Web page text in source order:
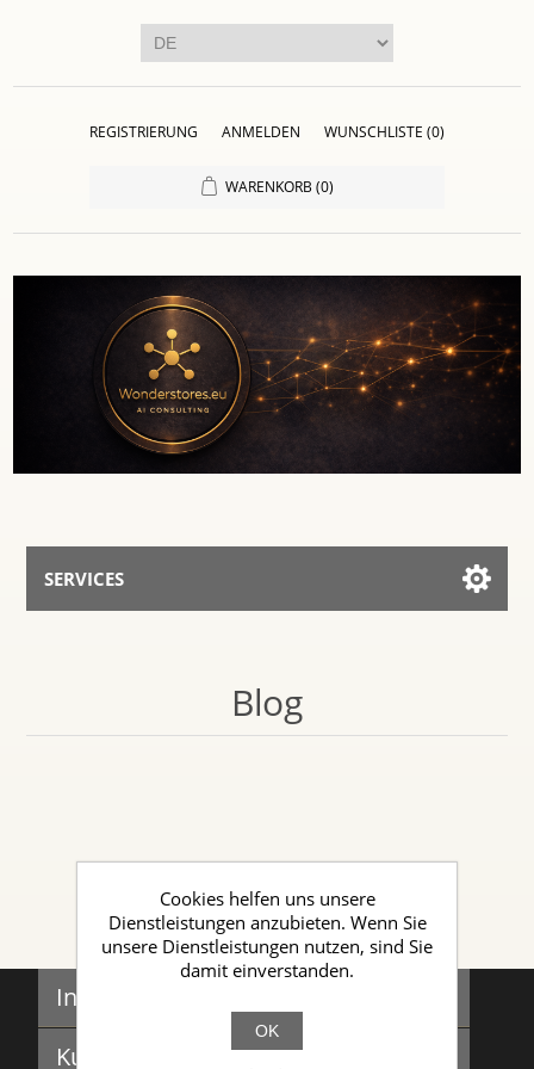
REGISTRIERUNG ANMELDEN WUNSCHLISTE (0)
WARENKORB (0)
SERVICES
Mit dem Assistenten sprechen
Blog
Informationen
Governance
Kundendienst
Cookies helfen uns unsere
Dienstleistungen anzubieten. Wenn Sie
unsere Dienstleistungen nutzen, sind Sie
damit einverstanden.
OK